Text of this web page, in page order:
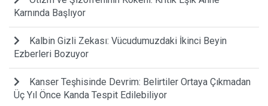
Karnında Başlıyor
Kalbin Gizli Zekası: Vücudumuzdaki İkinci Beyin
Ezberleri Bozuyor
Kanser Teşhisinde Devrim: Belirtiler Ortaya Çıkmadan
Üç Yıl Önce Kanda Tespit Edilebiliyor